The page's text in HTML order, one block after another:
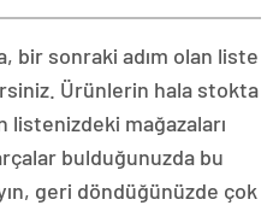
bir sonraki adım olan liste
Ürünlerin hala stokta
listenizdeki mağazaları
bulduğunuzda bu
geri döndüğünüzde çok